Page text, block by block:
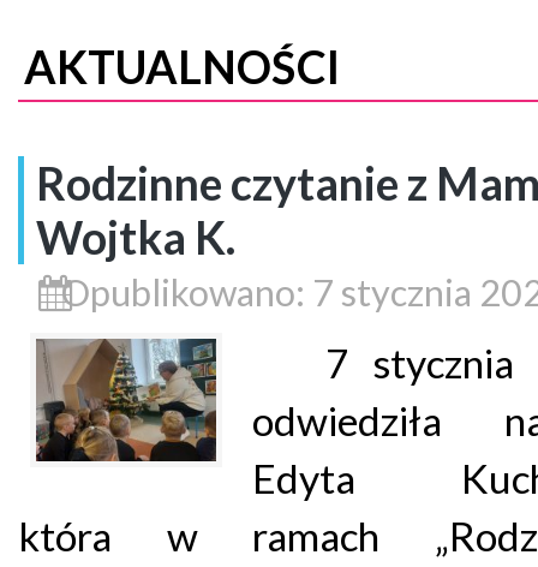
AKTUALNOŚCI
Rodzinne czytanie z
Wojtka K.
Opublikowano: 7 stycznia
7 stycznia
odwiedziła
Edyta
która w ramach